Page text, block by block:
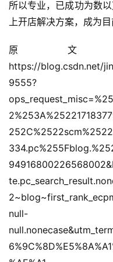
所以专业，已成功为数
上开店解决方案，成为
原文
https://blog.csdn.net/
9555?
null-